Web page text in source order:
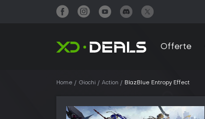
Offerte
Home Giochi Action BlazBlue Entropy Effect